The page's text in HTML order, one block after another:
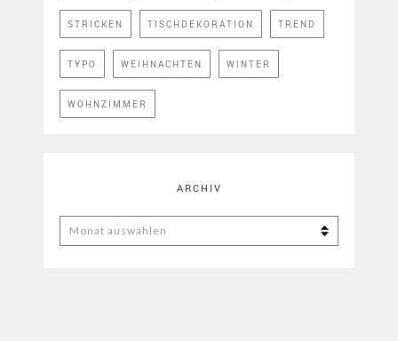
STRICKEN TISCHDEKORATION TREND
TYPO WEIHNACHTEN WINTER
WOHNZIMMER
ARCHIV
ARCHIV